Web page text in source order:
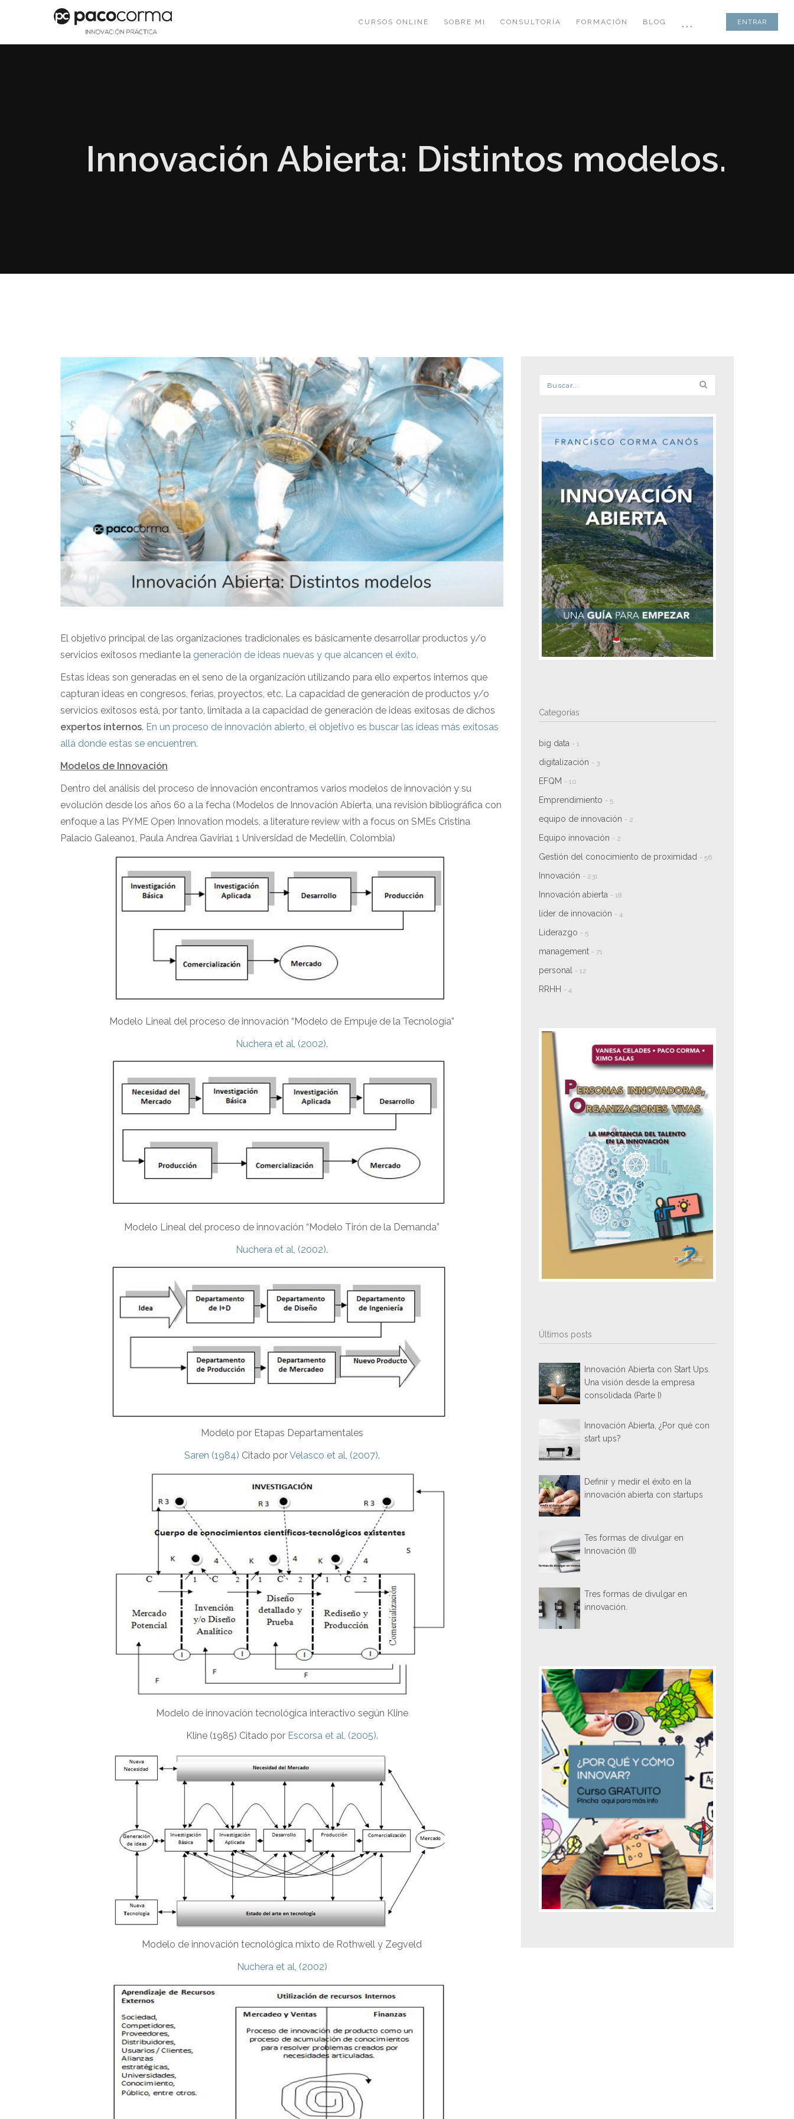
CURSOS ONLINE SOBRE MI CONSULTORÍA FORMACIÓN BLOG ... ENTRAR
Innovación Abierta: Distintos modelos.
El objetivo principal de las organizaciones tradicionales es básicamente desarrollar productos y/o
servicios exitosos mediante la generación de ideas nuevas y que alcancen el éxito.
Estas ideas son generadas en el seno de la organización utilizando para ello expertos internos que
capturan ideas en congresos, ferias, proyectos, etc. La capacidad de generación de productos y/o
servicios exitosos está, por tanto, limitada a la capacidad de generación de ideas exitosas de dichos
expertos internos. En un proceso de innovación abierto, el objetivo es buscar las ideas más exitosas
allá donde estas se encuentren.
Modelos de Innovación
Dentro del análisis del proceso de innovación encontramos varios modelos de innovación y su
evolución desde los años 60 a la fecha (Modelos de Innovación Abierta, una revisión bibliográfica con
enfoque a las PYME Open Innovation models, a literature review with a focus on SMEs Cristina
Palacio Galeano1, Paula Andrea Gaviria1 1 Universidad de Medellín, Colombia)
Modelo Lineal del proceso de innovación “Modelo de Empuje de la Tecnología”
Nuchera et al, (2002).
Modelo Lineal del proceso de innovación “Modelo Tirón de la Demanda”
Nuchera et al, (2002).
Modelo por Etapas Departamentales
Saren (1984) Citado porVelasco et al, (2007).
Modelo de innovación tecnológica interactivo según Kline
Kline (1985) Citado por Escorsa et al, (2005).
Modelo de innovación tecnológica mixto de Rothwell y Zegveld
Nuchera et al, (2002)
Formulario de búsqueda
Categorías
big data - 1
digitalización - 3
EFQM - 10
Emprendimiento - 5
equipo de innovación - 2
Equipo innovación - 2
Gestión del conocimiento de proximidad - 56
Innovación - 231
Innovación abierta - 18
líder de innovación - 4
Liderazgo - 5
management - 71
personal - 12
RRHH - 4
Últimos posts
Innovación Abierta con Start Ups.
Una visión desde la empresa
consolidada (Parte I)
Innovación Abierta, ¿Por qué con
start ups?
Definir y medir el éxito en la
innovación abierta con startups
Tes formas de divulgar en
Innovación (II)
Tres formas de divulgar en
innovación.